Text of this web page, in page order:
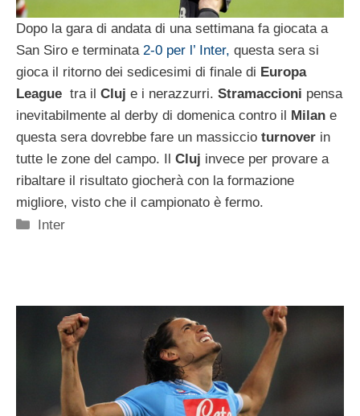
Dopo la gara di andata di una settimana fa giocata a
San Siro e terminata 2-0 per l’ Inter, questa sera si
gioca il ritorno dei sedicesimi di finale di Europa
League tra il Cluj e i nerazzurri. Stramaccioni pensa
inevitabilmente al derby di domenica contro il Milan e
questa sera dovrebbe fare un massiccio turnover in
tutte le zone del campo. Il Cluj invece per provare a
ribaltare il risultato giocherà con la formazione
migliore, visto che il campionato è fermo.
Categorie
Inter